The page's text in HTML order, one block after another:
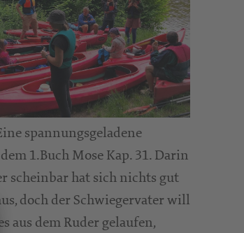
spannungsgeladene
1.Buch Mose Kap. 31. Darin
scheinbar hat sich nichts gut
doch der Schwiegervater will
aus dem Ruder gelaufen,